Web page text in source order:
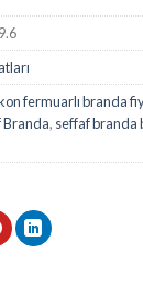
fermuarlı branda
, seffaf branda